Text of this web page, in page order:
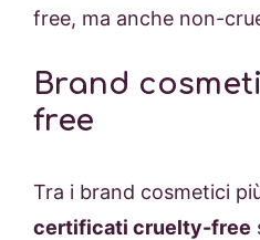
free, ma anche non-
Brand
free
Tra i brand cosmetici
certificati cruelty-free